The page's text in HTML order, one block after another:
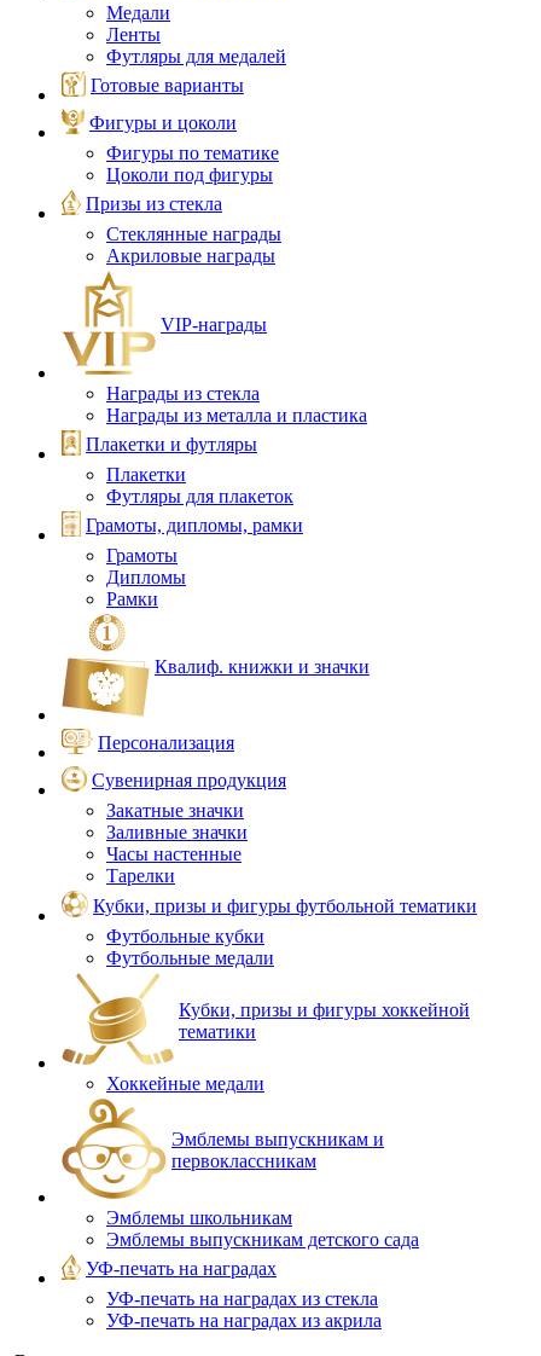
Медали
Ленты
Футляры для медалей
Готовые варианты
Фигуры и цоколи
Фигуры по тематике
Цоколи под фигуры
Призы из стекла
Стеклянные награды
Акриловые награды
VIP‑награды
Награды из стекла
Награды из металла и пластика
Плакетки и футляры
Плакетки
Футляры для плакеток
Грамоты, дипломы, рамки
Грамоты
Дипломы
Рамки
Квалиф. книжки и значки
Персонализация
Сувенирная продукция
Закатные значки
Заливные значки
Часы настенные
Тарелки
Кубки, призы и фигуры футбольной тематики
Футбольные кубки
Футбольные медали
Кубки, призы и фигуры хоккейной
тематики
Хоккейные медали
Эмблемы выпускникам и
первоклассникам
Эмблемы школьникам
Эмблемы выпускникам детского сада
УФ-печать на наградах
УФ‑печать на наградах из стекла
УФ-печать на наградах из акрила